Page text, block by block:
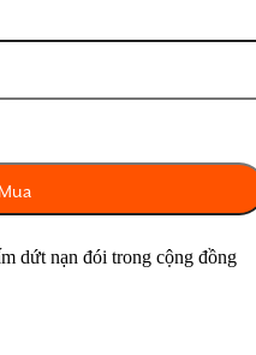
dứt nạn đói trong cộng đồng